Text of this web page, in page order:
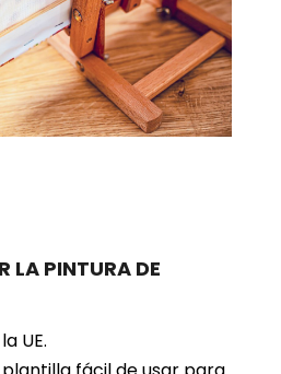
LA PINTURA DE
UE.